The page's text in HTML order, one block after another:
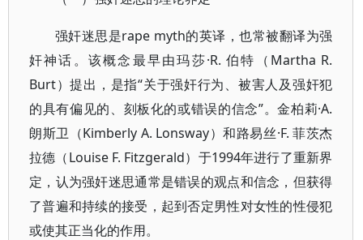
强奸迷思是rape myth的英译，也常被翻译为强
奸神话。该概念最早由玛莎·R. 伯特（Martha R.
Burt）提出，是指“关于强奸行为、被害人及强奸犯
的具有偏见的、刻板化的或错误的信念”。金柏莉·A.
朗斯卫（Kimberly A. Lonsway）和路易丝·F. 菲茨杰
拉德（Louise F. Fitzgerald）于1994年进行了重新界
定，认为强奸迷思通常是错误的观点和信念，但获得
了普遍和持续的接受，起到否定男性对女性的性侵犯
或使其正当化的作用。